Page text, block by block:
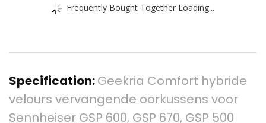
Frequently Bought Together Loading...
Specification:Geekria Comfort hybride
velours vervangende oorkussens voor
Sennheiser GSP 600, GSP 670, GSP 500